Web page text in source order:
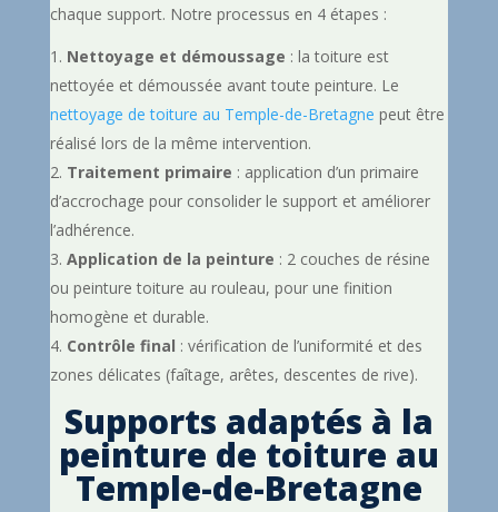
chaque support. Notre processus en 4 étapes :
Nettoyage et démoussage : la toiture est
nettoyée et démoussée avant toute peinture. Le
nettoyage de toiture au Temple-de-Bretagne peut être
réalisé lors de la même intervention.
Traitement primaire : application d’un primaire
d’accrochage pour consolider le support et améliorer
l’adhérence.
Application de la peinture : 2 couches de résine
ou peinture toiture au rouleau, pour une finition
homogène et durable.
Contrôle final : vérification de l’uniformité et des
zones délicates (faîtage, arêtes, descentes de rive).
Supports adaptés à la
peinture de toiture au
Temple-de-Bretagne